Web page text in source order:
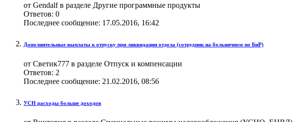
от Gendalf в разделе Другие программные продукты
Ответов: 0
Последнее сообщение: 17.05.2016, 16:42
Дополнительные выплаты к отпуску при ликвидации отдела (сотрудник на больничном по БиР)
от Светик777 в разделе Отпуск и компенсации
Ответов: 2
Последнее сообщение: 21.02.2016, 08:56
УСН расходы больше доходов